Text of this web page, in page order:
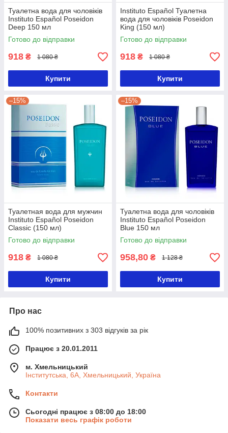
Туалетна вода для чоловіків
Instituto Español Poseidon
Deep 150 мл
Готово до відправки
918 ₴ 1 080 ₴
Купити
Instituto Español Туалетна
вода для чоловіків Poseidon
King (150 мл)
Готово до відправки
918 ₴ 1 080 ₴
Купити
–15%
Туалетная вода для мужчин
Instituto Español Poseidon
Classic (150 мл)
Готово до відправки
918 ₴ 1 080 ₴
Купити
–15%
Туалетна вода для чоловіків
Instituto Español Poseidon
Blue 150 мл
Готово до відправки
958,80 ₴ 1 128 ₴
Купити
Про нас
100% позитивних з 303 відгуків за рік
Працює з 20.01.2011
м. Хмельницький
Інститутська, 6А, Хмельницький, Україна
Контакти
Сьогодні працює з 08:00 до 18:00
Показати весь графік роботи